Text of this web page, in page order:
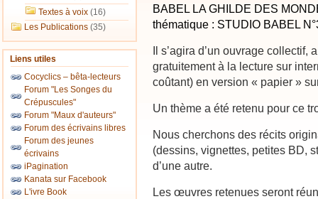
Textes à voix (16)
Les Publications (35)
Liens utiles
Cocyclics – bêta-lecteurs
Forum "Les Songes du
Crépuscules"
Forum "Maux d'auteurs"
Forum des écrivains libres
Forum des jeunes
écrivains
iPagination
Kanata sur Facebook
L'ivre Book
BABEL LA GHILDE DES
thématique : STUDIO BABEL
Il s’agira d’un ouvrage collectif,
gratuitement à la lecture sur
coûtant) en version « papier »
Un thème a été retenu pour ce
Nous cherchons des récits
(dessins, vignettes, petites BD,
d’une autre.
Les œuvres retenues seront